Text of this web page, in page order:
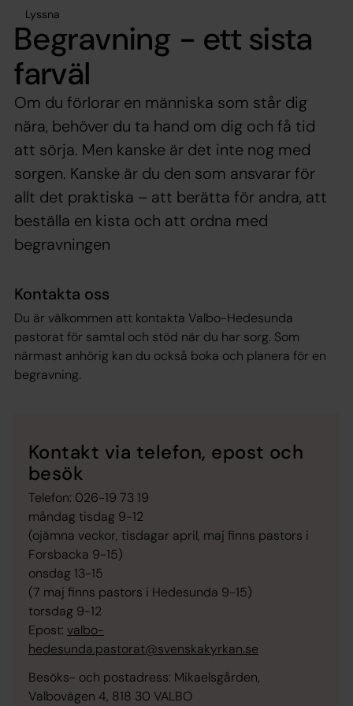
Lyssna
Begravning - ett sista
farväl
Om du förlorar en människa som står dig
nära, behöver du ta hand om dig och få tid
att sörja. Men kanske är det inte nog med
sorgen. Kanske är du den som ansvarar för
allt det praktiska – att berätta för andra, att
beställa en kista och att ordna med
begravningen
Kontakta oss
Du är välkommen att kontakta Valbo-Hedesunda
pastorat för samtal och stöd när du har sorg. Som
närmast anhörig kan du också boka och planera för en
begravning.
Kontakt via telefon, epost och
besök
Telefon: 026-19 73 19
måndag tisdag 9-12
(ojämna veckor, tisdagar april, maj finns pastors i
Forsbacka 9-15)
onsdag 13-15
(7 maj finns pastors i Hedesunda 9-15)
torsdag 9-12
Epost: valbo-
hedesunda.pastorat@svenskakyrkan.se
Besöks- och postadress: Mikaelsgården,
Valbovägen 4, 818 30 VALBO